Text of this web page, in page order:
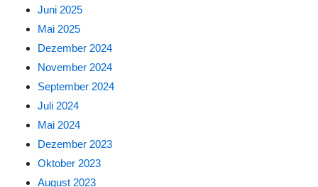
Juni 2025
Mai 2025
Dezember 2024
November 2024
September 2024
Juli 2024
Mai 2024
Dezember 2023
Oktober 2023
August 2023